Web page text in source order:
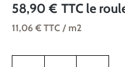
58,90 € TTC le
11,06 € TTC / m2